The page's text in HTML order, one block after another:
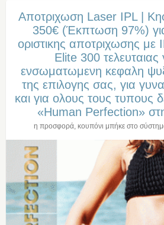
Αποτριχωση Laser IPL |
350€ (Έκπτωση 97%)
οριστικης αποτριχωσης
Elite 300 τελευταιας
ενσωματωμενη κεφαλη
της επιλογης σας, για
και για ολους τους τυπους
«Human Perfection»
η προσφορά, κουπόνι μπήκε στο